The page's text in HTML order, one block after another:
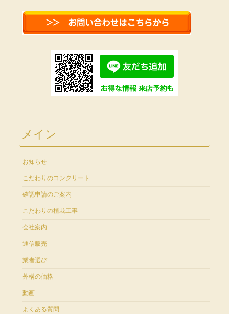
メイン
お知らせ
こだわりのコンクリート
確認申請のご案内
こだわりの植栽工事
会社案内
通信販売
業者選び
外構の価格
動画
よくある質問